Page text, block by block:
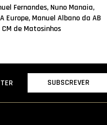
Fernandes, Nuno Manaia,
Europe, Manuel Albano da AB
de Matosinhos
SUBSCREVER